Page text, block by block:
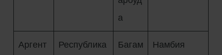
а
Аргент
Республика
Багам
Намбия